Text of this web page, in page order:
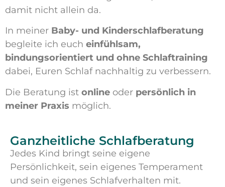
damit nicht allein da.
In meiner Baby- und Kinderschlafberatung
begleite ich euch einfühlsam,
bindungsorientiert und ohne Schlaftraining
dabei, Euren Schlaf nachhaltig zu verbessern.
Die Beratung ist online oder persönlich in
meiner Praxis möglich.
Ganzheitliche Schlafberatung
Jedes Kind bringt seine eigene
Persönlichkeit, sein eigenes Temperament
und sein eigenes Schlafverhalten mit.